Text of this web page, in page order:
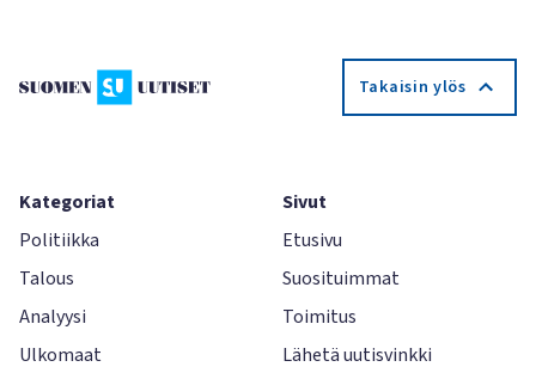
Takaisin ylös
Kategoriat
Politiikka
Talous
Analyysi
Ulkomaat
Sivut
Etusivu
Suosituimmat
Toimitus
Lähetä uutisvinkki